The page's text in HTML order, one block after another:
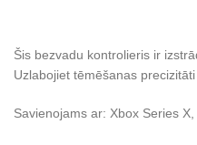
Šis bezvadu kontrolieris ir
Uzlabojiet tēmēšanas
Savienojams ar: Xbox Series